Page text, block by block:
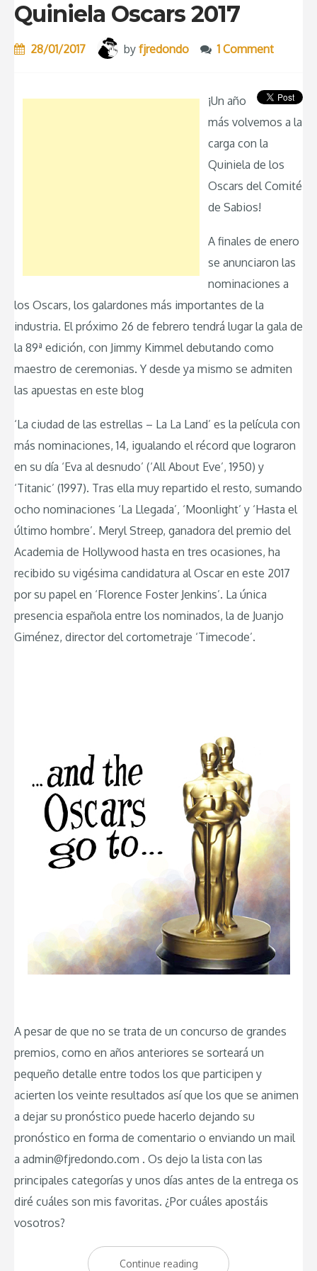
Sabios”
Quiniela Oscars 2017
28/01/2017 by fjredondo 1 Comment
¡Un año
más volvemos a la
carga con la
Quiniela de los
Oscars del Comité
de Sabios!
A finales de enero
se anunciaron las
nominaciones a
los Oscars, los galardones más importantes de la
industria. El próximo 26 de febrero tendrá lugar la gala de
la 89ª edición, con Jimmy Kimmel debutando como
maestro de ceremonias. Y desde ya mismo se admiten
las apuestas en este blog
‘La ciudad de las estrellas – La La Land’ es la película con
más nominaciones, 14, igualando el récord que lograron
en su día ‘Eva al desnudo’ (‘All About Eve’, 1950) y
‘Titanic’ (1997). Tras ella muy repartido el resto, sumando
ocho nominaciones ‘La Llegada’, ‘Moonlight’ y ‘Hasta el
último hombre’. Meryl Streep, ganadora del premio del
Academia de Hollywood hasta en tres ocasiones, ha
recibido su vigésima candidatura al Oscar en este 2017
por su papel en ‘Florence Foster Jenkins’. La única
presencia española entre los nominados, la de Juanjo
Giménez, director del cortometraje ‘Timecode’.
A pesar de que no se trata de un concurso de grandes
premios, como en años anteriores se sorteará un
pequeño detalle entre todos los que participen y
acierten los veinte resultados así que los que se animen
a dejar su pronóstico puede hacerlo dejando su
pronóstico en forma de comentario o enviando un mail
a admin@fjredondo.com . Os dejo la lista con las
principales categorías y unos días antes de la entrega os
diré cuáles son mis favoritas. ¿Por cuáles apostáis
vosotros?
Continue reading “Quiniela